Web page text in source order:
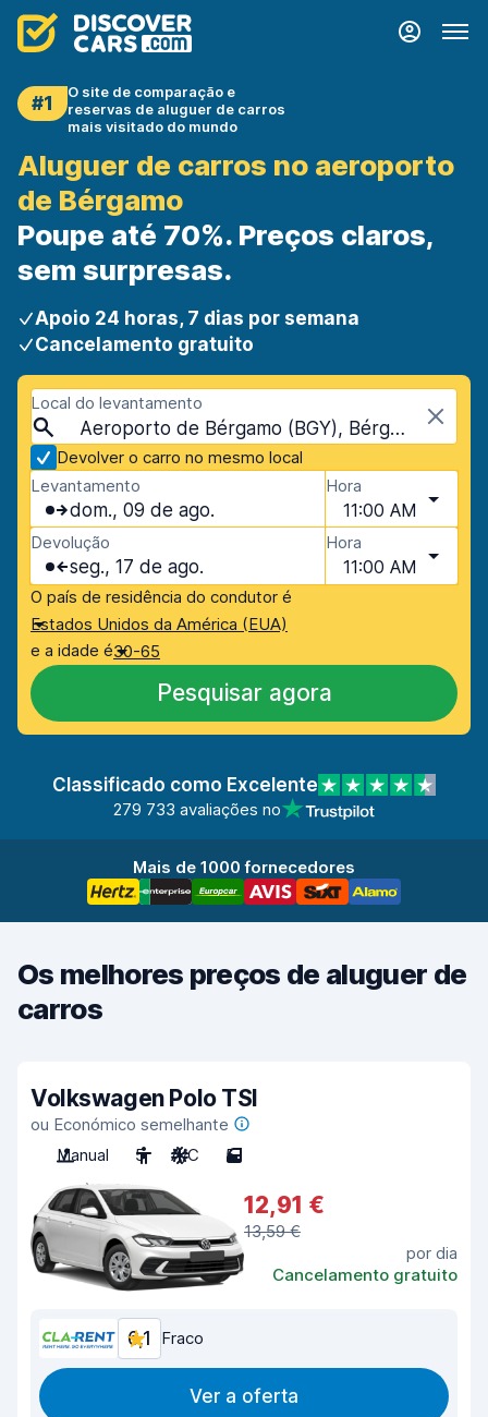
#1
O site de comparação e
reservas de aluguer de carros
mais visitado do mundo
Aluguer de carros no aeroporto
de Bérgamo
Poupe até 70%. Preços claros,
sem surpresas.
Apoio 24 horas, 7 dias por semana
Cancelamento gratuito
Local do levantamento
Aeroporto de Bérgamo (BGY), Bérgamo, Itália
Devolver o carro no mesmo local
Levantamento
dom., 09 de ago.
Hora
11:00 AM
Devolução
seg., 17 de ago.
Hora
11:00 AM
O país de residência do condutor é
Estados Unidos da América (EUA)
e a idade é30-65
Pesquisar agora
Classificado como Excelente
279 733 avaliações no
Mais de 1000 fornecedores
Os melhores preços de aluguer de
carros
Volkswagen Polo TSI
ou Económico semelhante
Manual
5 A/C 5
12,91 €
13,59 €
por dia
Cancelamento gratuito
6,1 Fraco
Ver a oferta